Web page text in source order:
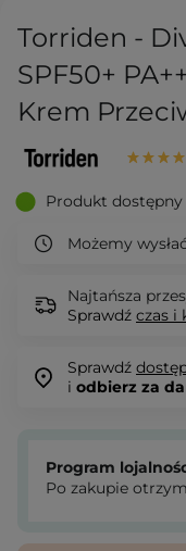
Torriden -
SPF50+
Krem
Produkt dostępny
Możemy
Najtańsza
Sprawdź czas i
Sprawdź
i odbierz za
Program
Po zakupie